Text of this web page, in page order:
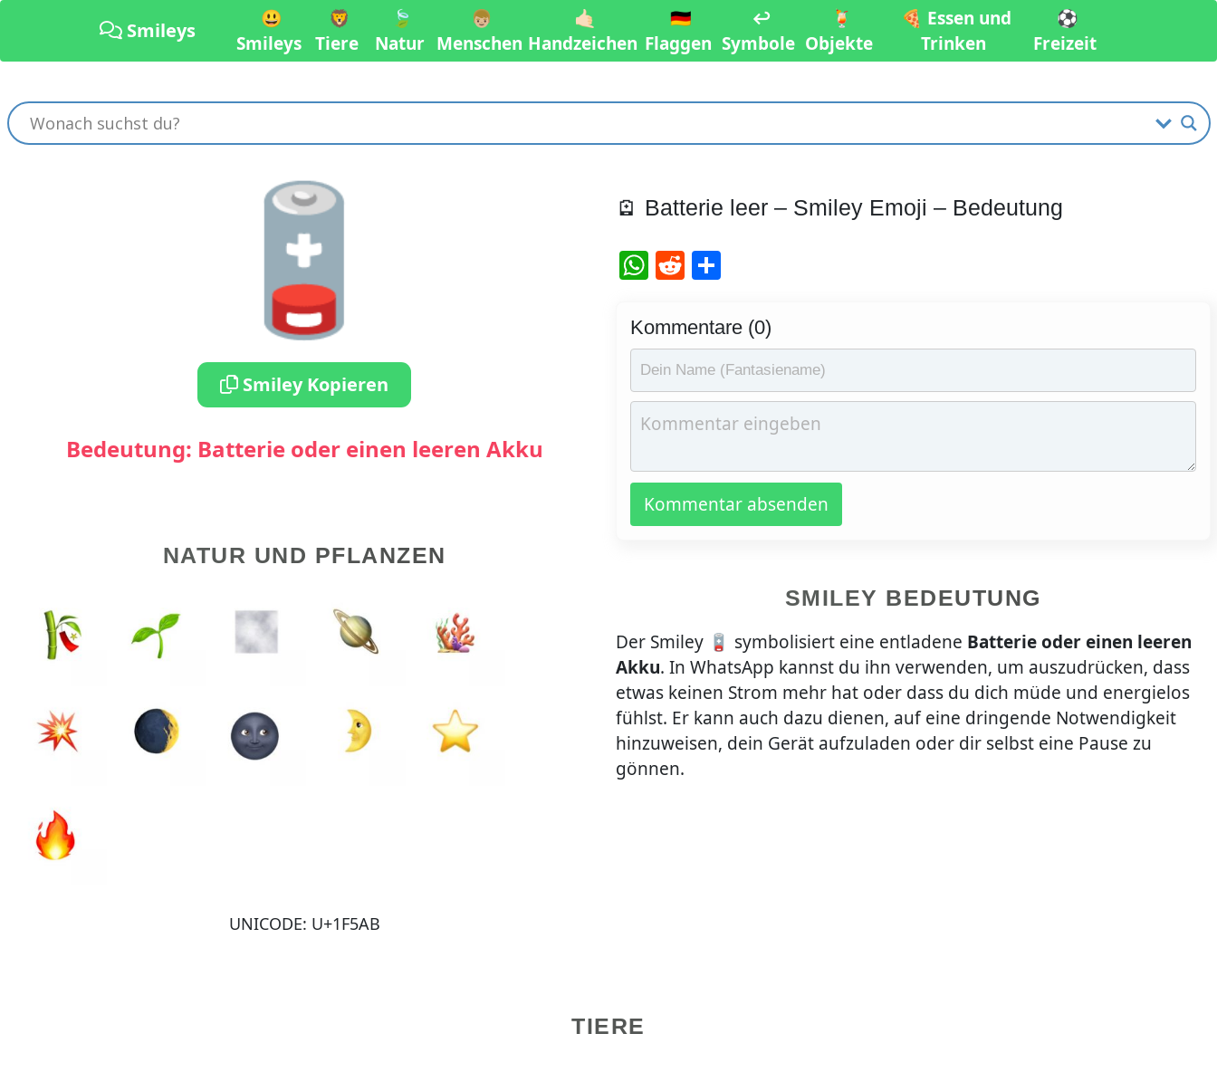
Smileys
😃
Smileys
🦁
Tiere
🍃
Natur
👦🏼
Menschen
🤙🏻
Handzeichen
🇩🇪
Flaggen
↩️
Symbole
🍹
Objekte
🍕 Essen und
Trinken
⚽️
Freizeit
🪫
Smiley Kopieren
Bedeutung: Batterie oder einen leeren Akku
NATUR UND PFLANZEN
UNICODE: U+1F5AB
🪫 Batterie leer – Smiley Emoji – Bedeutung
WhatsApp
Reddit
Teilen
Kommentare (0)
Kommentar absenden
SMILEY BEDEUTUNG
Der Smiley 🪫 symbolisiert eine entladene Batterie oder einen leeren
Akku. In WhatsApp kannst du ihn verwenden, um auszudrücken, dass
etwas keinen Strom mehr hat oder dass du dich müde und energielos
fühlst. Er kann auch dazu dienen, auf eine dringende Notwendigkeit
hinzuweisen, dein Gerät aufzuladen oder dir selbst eine Pause zu
gönnen.
TIERE